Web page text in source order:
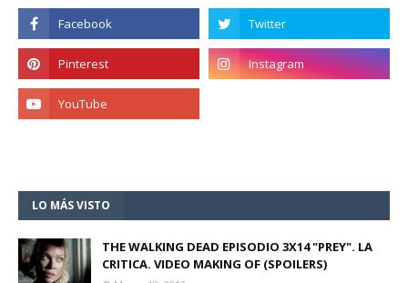
LO MÁS VISTO
THE WALKING DEAD EPISODIO 3X14 "PREY". LA
CRITICA. VIDEO MAKING OF (SPOILERS)